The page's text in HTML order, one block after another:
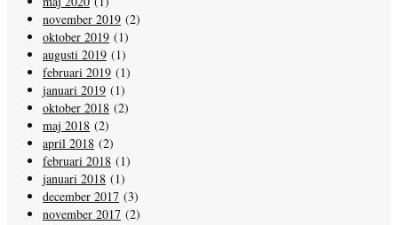
november 2019 (2)
oktober 2019 (1)
augusti 2019 (1)
februari 2019 (1)
januari 2019 (1)
oktober 2018 (2)
maj 2018 (2)
april 2018 (2)
februari 2018 (1)
januari 2018 (1)
december 2017 (3)
november 2017 (2)